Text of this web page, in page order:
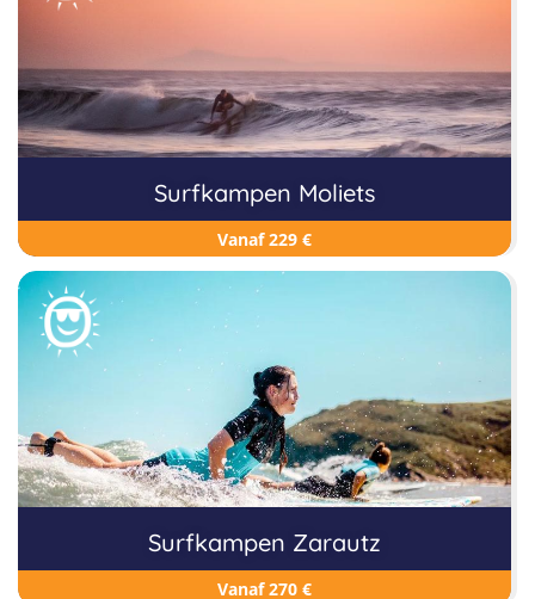
Surfkampen Moliets
Vanaf 229 €
Surfkampen Zarautz
Vanaf 270 €